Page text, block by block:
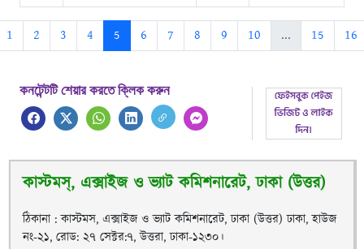
1 2 3 4 5 6 7 8 9 10 ... 15 16
কনটেন্টটি শেয়ার করতে ক্লিক করুন
কাস্টমস্, এক্সাইজ ও ভ্যাট কমিশনারেট, ঢাকা (উত্তর)
ঠিকানা : কাস্টমস, এক্সাইজ ও ভ্যাট কমিশনারেট, ঢাকা (উত্তর) ঢাকা, হাউজ
নং-২১, রোড: ২৭ সেক্টর:৭, উত্তরা, ঢাকা-১২৩০।